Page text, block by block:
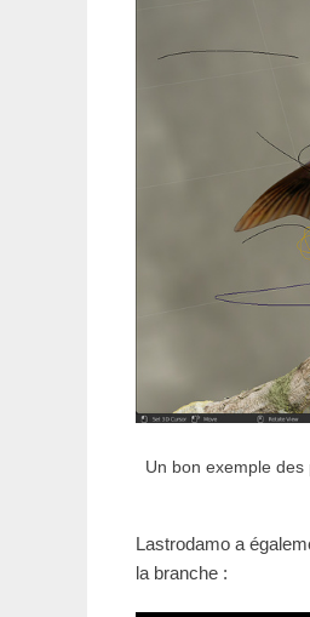
Un bon exemple
Lastrodamo a
la branche :